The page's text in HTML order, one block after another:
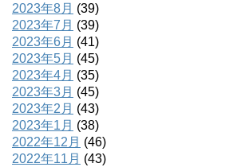
2023年8月 (39)
2023年7月 (39)
2023年6月 (41)
2023年5月 (45)
2023年4月 (35)
2023年3月 (45)
2023年2月 (43)
2023年1月 (38)
2022年12月 (46)
2022年11月 (43)